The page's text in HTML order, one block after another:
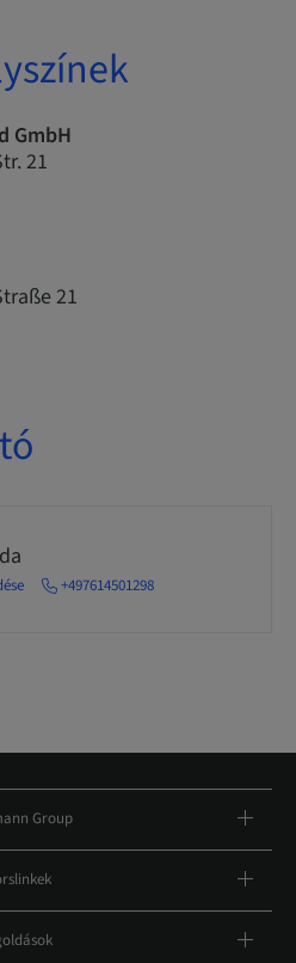
GmbH
21
21
+497614501298
Group